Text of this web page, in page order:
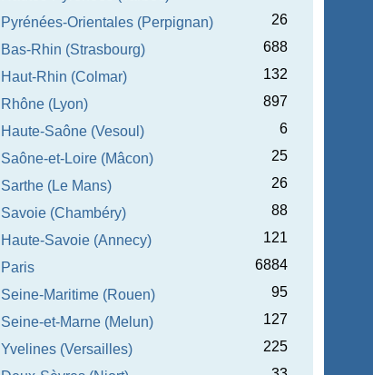
Pyrénées-Orientales (Perpignan)
26
Bas-Rhin (Strasbourg)
688
Haut-Rhin (Colmar)
132
Rhône (Lyon)
897
Haute-Saône (Vesoul)
6
Saône-et-Loire (Mâcon)
25
Sarthe (Le Mans)
26
Savoie (Chambéry)
88
Haute-Savoie (Annecy)
121
Paris
6884
Seine-Maritime (Rouen)
95
Seine-et-Marne (Melun)
127
Yvelines (Versailles)
225